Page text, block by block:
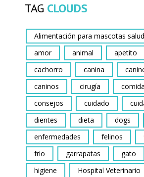
TAG CLOUDS
Alimentación para mascotas
amor
animal apetito
cachorro
canina
caninos
cirugía
comida
consejos
cuidado
dientes
dieta dogs
enfermedades
felinos
frio
garrapatas gato
higiene
Hospital Veterinario